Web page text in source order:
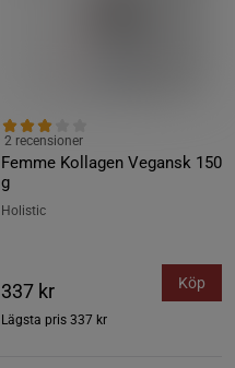
Femme Kollagen Vegansk 150
g
2 recensioner
Holistic
337 kr
Lägsta pris 337 kr
Köp